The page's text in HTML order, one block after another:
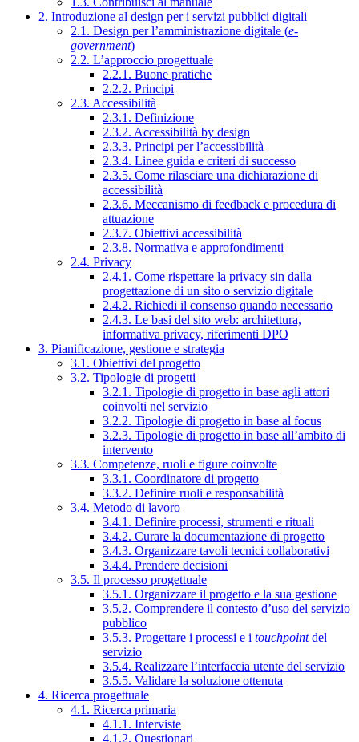
2. Introduzione al design per i servizi pubblici digitali
2.1. Design per l’amministrazione digitale (e-
government)
2.2. L’approccio progettuale
2.2.1. Buone pratiche
2.2.2. Principi
2.3. Accessibilità
2.3.1. Definizione
2.3.2. Accessibilità by design
2.3.3. Principi per l’accessibilità
2.3.4. Linee guida e criteri di successo
2.3.5. Come rilasciare una dichiarazione di
accessibilità
2.3.6. Meccanismo di feedback e procedura di
attuazione
2.3.7. Obiettivi accessibilità
2.3.8. Normativa e approfondimenti
2.4. Privacy
2.4.1. Come rispettare la privacy sin dalla
progettazione di un sito o servizio digitale
2.4.2. Richiedi il consenso quando necessario
2.4.3. Le basi del sito web: architettura,
informativa privacy, riferimenti DPO
3. Pianificazione, gestione e strategia
3.1. Obiettivi del progetto
3.2. Tipologie di progetti
3.2.1. Tipologie di progetto in base agli attori
coinvolti nel servizio
3.2.2. Tipologie di progetto in base al focus
3.2.3. Tipologie di progetto in base all’ambito di
intervento
3.3. Competenze, ruoli e figure coinvolte
3.3.1. Coordinatore di progetto
3.3.2. Definire ruoli e responsabilità
3.4. Metodo di lavoro
3.4.1. Definire processi, strumenti e rituali
3.4.2. Curare la documentazione di progetto
3.4.3. Organizzare tavoli tecnici collaborativi
3.4.4. Prendere decisioni
3.5. Il processo progettuale
3.5.1. Organizzare il progetto e la sua gestione
3.5.2. Comprendere il contesto d’uso del servizio
pubblico
3.5.3. Progettare i processi e i touchpointdel
servizio
3.5.4. Realizzare l’interfaccia utente del servizio
3.5.5. Validare la soluzione ottenuta
4. Ricerca progettuale
4.1. Ricerca primaria
4.1.1. Interviste
4.1.2. Questionari